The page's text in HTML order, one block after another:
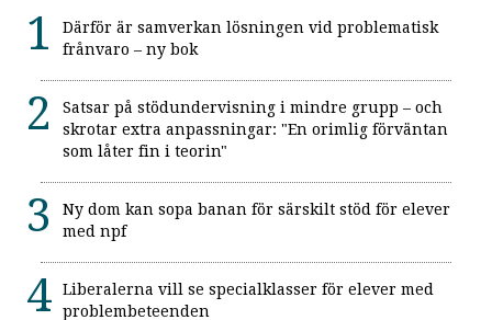
Därför är samverkan lösningen vid problematisk
frånvaro – ny bok
Satsar på stödundervisning i mindre grupp – och
skrotar extra anpassningar: "En orimlig förväntan
som låter fin i teorin"
Ny dom kan sopa banan för särskilt stöd för elever
med npf
Liberalerna vill se specialklasser för elever med
problembeteenden